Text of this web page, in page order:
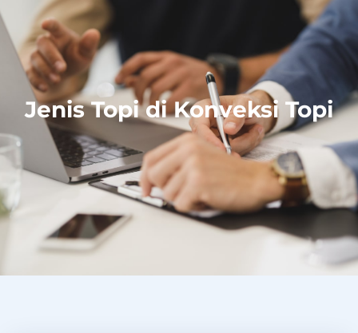
Jenis Topi di Konveksi Topi